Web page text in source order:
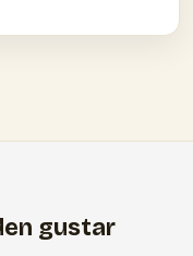
gustar